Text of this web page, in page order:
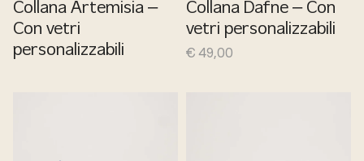
Collana Artemisia –
Con vetri
personalizzabili
Collana Dafne – Con
vetri personalizzabili
€49,00